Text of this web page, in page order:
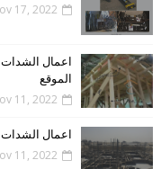
17, 2022
اعمال الشدات
الموقع
11, 2022
اعمال الشدات
11, 2022